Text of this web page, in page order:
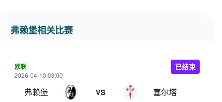
弗赖堡相关比赛
欧联
2026-04-10 03:00
弗赖堡 VS 塞尔塔
已结束